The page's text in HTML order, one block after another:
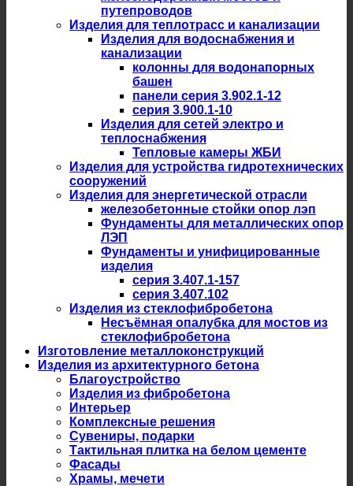
путепроводов
Изделия для теплотрасс и канализации
Изделия для водоснабжения и
канализации
колонны для водонапорных
башен
панели серия 3.902.1-12
серия 3.900.1-10
Изделия для сетей электро и
теплоснабжения
Тепловые камеры ЖБИ
Изделия для устройства гидротехнических
сооружений
Изделия для энергетической отрасли
железобетонные стойки опор лэп
Фундаменты для металлических опор
ЛЭП
Фундаменты и унифицированные
изделия
серия 3.407.1-157
серия 3.407.102
Изделия из стеклофибробетона
Несъёмная опалубка для мостов из
стеклофибробетона
Изготовление металлоконструкций
Изделия из архитектурного бетона
Благоустройство
Изделия из фибробетона
Интерьер
Комплексные решения
Сувениры, подарки
Тактильная плитка на белом цементе
Фасады
Храмы, мечети